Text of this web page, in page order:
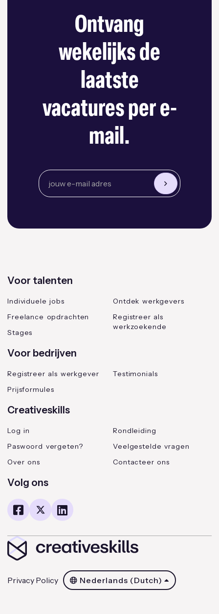
Ontvang
wekelijks de
laatste
vacatures per e-
mail.
Voor talenten
Individuele jobs
Freelance opdrachten
Stages
Ontdek werkgevers
Registreer als
werkzoekende
Voor bedrijven
Registreer als werkgever
Prijsformules
Testimonials
Creativeskills
Log in
Paswoord vergeten?
Over ons
Rondleiding
Veelgestelde vragen
Contacteer ons
Volg ons
Privacy Policy Nederlands (Dutch)